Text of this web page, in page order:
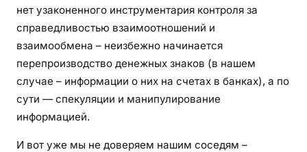
нет узаконенного инструментария контроля за
справедливостью взаимоотношений и
взаимообмена – неизбежно начинается
перепроизводство денежных знаков (в нашем
случае – информации о них на счетах в банках), а по
сути — спекуляции и манипулирование
информацией.
И вот уже мы не доверяем нашим соседям –